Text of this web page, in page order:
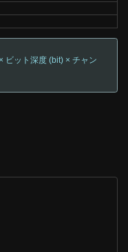
ビット深度 (bit) × チャン